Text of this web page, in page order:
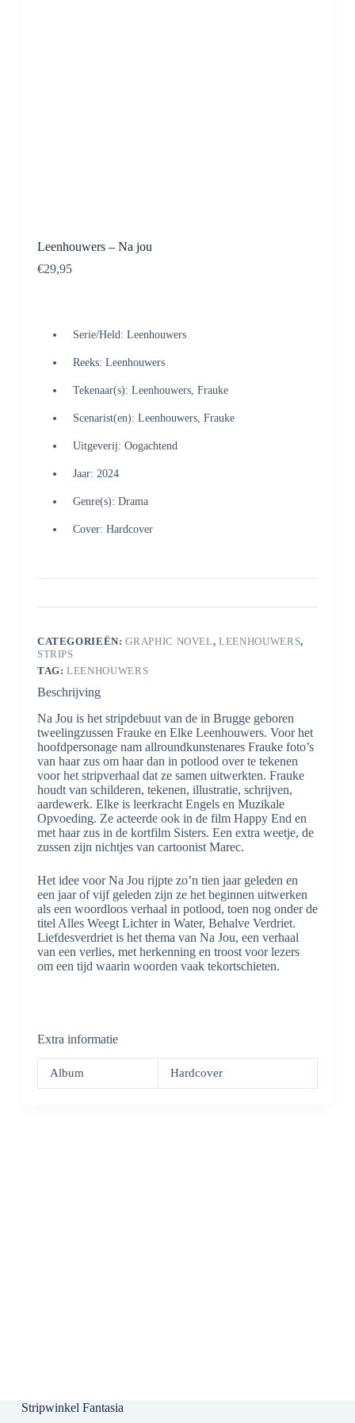
Leenhouwers – Na jou
€29,95
Serie/Held: Leenhouwers
Reeks: Leenhouwers
Tekenaar(s): Leenhouwers, Frauke
Scenarist(en): Leenhouwers, Frauke
Uitgeverij: Oogachtend
Jaar: 2024
Genre(s): Drama
Cover: Hardcover
CATEGORIEËN:GRAPHIC NOVEL,LEENHOUWERS,
STRIPS
TAG:LEENHOUWERS
Beschrijving
Na Jou is het stripdebuut van de in Brugge geboren
tweelingzussen Frauke en Elke Leenhouwers. Voor het
hoofdpersonage nam allroundkunstenares Frauke foto’s
van haar zus om haar dan in potlood over te tekenen
voor het stripverhaal dat ze samen uitwerkten. Frauke
houdt van schilderen, tekenen, illustratie, schrijven,
aardewerk. Elke is leerkracht Engels en Muzikale
Opvoeding. Ze acteerde ook in de film Happy End en
met haar zus in de kortfilm Sisters. Een extra weetje, de
zussen zijn nichtjes van cartoonist Marec.
Het idee voor Na Jou rijpte zo’n tien jaar geleden en
een jaar of vijf geleden zijn ze het beginnen uitwerken
als een woordloos verhaal in potlood, toen nog onder de
titel Alles Weegt Lichter in Water, Behalve Verdriet.
Liefdesverdriet is het thema van Na Jou, een verhaal
van een verlies, met herkenning en troost voor lezers
om een tijd waarin woorden vaak tekortschieten.
Extra informatie
Album Hardcover
Stripwinkel Fantasia